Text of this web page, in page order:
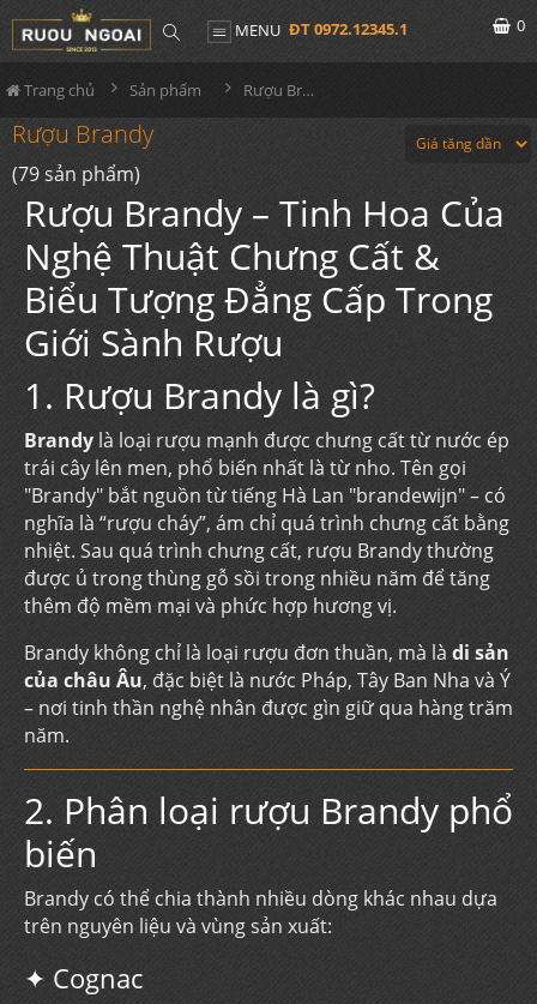
MENU ĐT 0972.12345.1 0
Trang chủ Sản phẩm Rượu Brandy
Rượu Brandy
(79 sản phẩm)
Rượu Brandy – Tinh Hoa Của
Nghệ Thuật Chưng Cất &
Biểu Tượng Đẳng Cấp Trong
Giới Sành Rượu
1. Rượu Brandy là gì?
Brandy là loại rượu mạnh được chưng cất từ nước ép
trái cây lên men, phổ biến nhất là từ nho. Tên gọi
"Brandy" bắt nguồn từ tiếng Hà Lan "brandewijn" – có
nghĩa là “rượu cháy”, ám chỉ quá trình chưng cất bằng
nhiệt. Sau quá trình chưng cất, rượu Brandy thường
được ủ trong thùng gỗ sồi trong nhiều năm để tăng
thêm độ mềm mại và phức hợp hương vị.
Brandy không chỉ là loại rượu đơn thuần, mà là di sản
của châu Âu, đặc biệt là nước Pháp, Tây Ban Nha và Ý
– nơi tinh thần nghệ nhân được gìn giữ qua hàng trăm
năm.
2. Phân loại rượu Brandy phổ
biến
Brandy có thể chia thành nhiều dòng khác nhau dựa
trên nguyên liệu và vùng sản xuất:
✦ Cognac